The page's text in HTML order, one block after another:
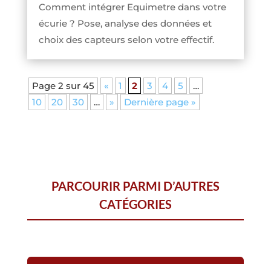
Comment intégrer Equimetre dans votre
écurie ? Pose, analyse des données et
choix des capteurs selon votre effectif.
Page 2 sur 45 « 1 2 3 4 5
…
10
20 30 … » Dernière page »
PARCOURIR PARMI D’AUTRES
CATÉGORIES